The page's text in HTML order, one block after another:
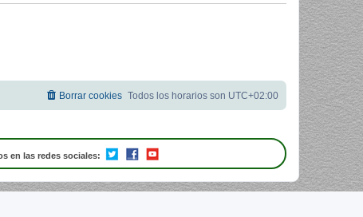
Todos los horarios son UTC+02:00
Borrar cookies
en las redes sociales: